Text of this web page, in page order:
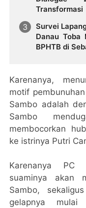
Survei
Danau Toba
BPHTB di
Karenanya,
motif
Sambo adalah
Sambo
membocorkan
ke istrinya Putri
Karenanya PC
suaminya akan
Sambo,
gelapnya mulai